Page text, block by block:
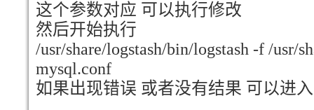
这个参数对应 可以执行修改
然后开始执行
/usr/share/logstash/bin/logstash -f /usr/
mysql.conf
如果出现错误 或者没有结果 可以进